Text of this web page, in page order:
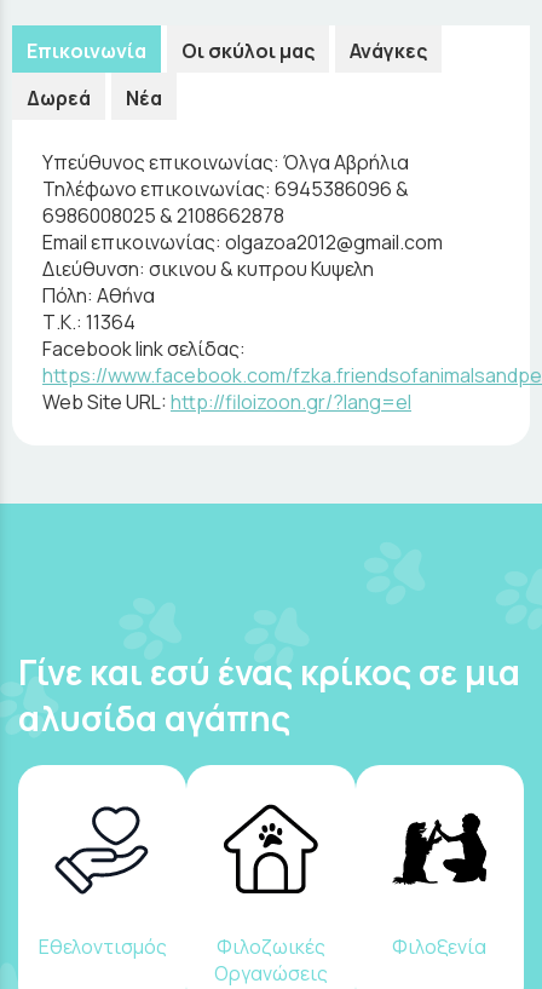
Επικοινωνία Οι σκύλοι μας
Ανάγκες
Δωρεά
Νέα
Υπεύθυνος επικοινωνίας: Όλγα Αβρήλια
Τηλέφωνο επικοινωνίας: 6945386096 &
6986008025 & 2108662878
Email επικοινωνίας: olgazoa2012@gmail.com
Διεύθυνση: σικινου & κυπρου Κυψελη
Πόλη: Αθήνα
Τ.Κ.: 11364
Facebook link σελίδας:
https://www.facebook.com/
Web Site URL:http://filoizoon.gr/?lang=el
Γίνε και εσύ ένας κρίκος σε μια
αλυσίδα αγάπης
Εθελοντισμός
Φιλοζωικές
Οργανώσεις
Φιλοξενία